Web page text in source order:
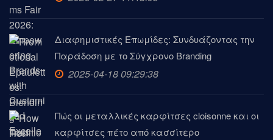
Διαφημιστικές Επωμίδες: Συνδυάζοντας την
Παράδοση με το Σύγχρονο Branding
2025-04-18 09:29:38
Πώς οι μεταλλικές καρφίτσες cloisonne και οι
καρφίτσες πέτο από κασσίτερο